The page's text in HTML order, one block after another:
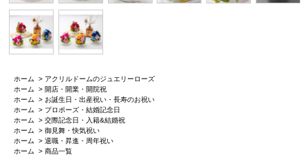
ホーム > アクリルドームのジュエリーローズ
ホーム
> 開店・開業・開院祝
ホーム
> お誕生日・出産祝い・長寿のお祝い
ホーム
> プロポーズ・結婚記念日
ホーム
> 交際記念日・入籍&結婚祝
ホーム
> 御見舞・快気祝い
ホーム
> 退職・昇進・周年祝い
ホーム
> 商品一覧